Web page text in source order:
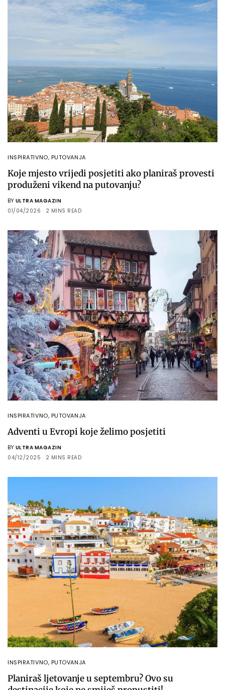
INSPIRATIVNO, PUTOVANJA
Koje mjesto vrijedi posjetiti ako planiraš provesti
produženi vikend na putovanju?
BY ULTRA MAGAZIN
01/04/2026
2 MINS READ
INSPIRATIVNO, PUTOVANJA
Adventi u Evropi koje želimo posjetiti
BY ULTRA MAGAZIN
04/12/2025
2 MINS READ
INSPIRATIVNO, PUTOVANJA
Planiraš ljetovanje u septembru? Ovo su